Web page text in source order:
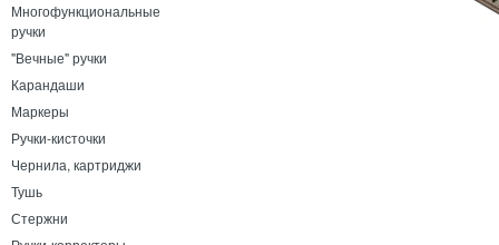
Многофункциональные
ручки
"Вечные" ручки
Карандаши
Маркеры
Ручки-кисточки
Чернила, картриджи
Тушь
Стержни